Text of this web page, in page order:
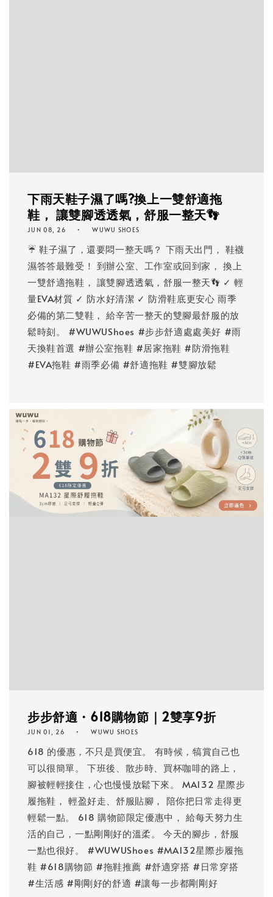
下雨天鞋子濕了嗎?換上一雙舒適拖
鞋， 讓雙腳透透氣，舒服一整天👣
JUN 08, 26 WUWU SHOES
☔ 鞋子濕了，還要悶一整天嗎？ 下雨天出門， 鞋襪
濕答答最難受！ 到辦公室、工作室或回到家， 換上
一雙舒適拖鞋， 讓雙腳透透氣，舒服一整天👣 ✓ 輕
量EVA材質 ✓ 防水好清潔 ✓ 防滑鞋底更安心 雨季
必備的第二雙鞋， 給辛苦一整天的雙腳最舒服的放
鬆時刻。 #WUWUShoes #步步舒適處處美好 #雨
天換鞋首選 #辦公室拖鞋 #居家拖鞋 #防滑拖鞋
#EVA拖鞋 #雨季必備 #舒適拖鞋 #雙腳放鬆
步步舒適・618購物節｜2雙享9折
JUN 01, 26 WUWU SHOES
618 的優惠，不只是買便宜。 有時候，犒賞自己也
可以很簡單。 下班後、散步時、買杯咖啡的路上，
腳被輕輕接住，心也慢慢放鬆下來。 MA132 星際步
履拖鞋， 輕盈好走、舒服貼腳， 陪你把日常走得更
輕鬆一點。 618 購物節限定優惠中， 給每天努力生
活的自己，一點剛剛好的溫柔。 今天的腳步，舒服
一點也很好。 #WUWUShoes #MA132星際步履拖
鞋 #618購物節 #拖鞋推薦 #舒適穿搭 #日常穿搭
#生活感 #剛剛好的舒適 #讓每一步都剛剛好